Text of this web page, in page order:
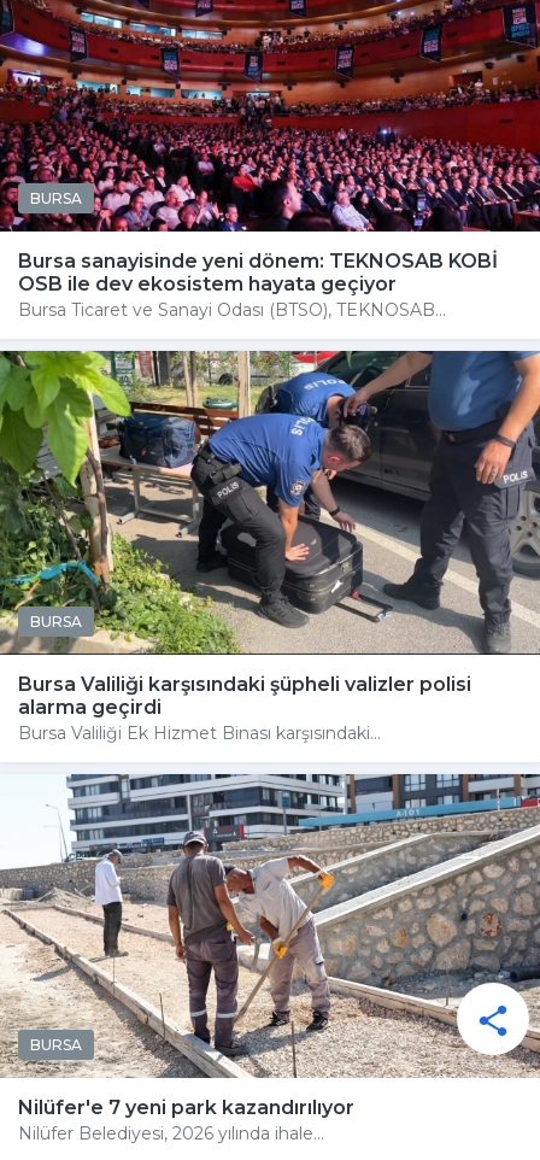
BURSA
Bursa sanayisinde yeni dönem: TEKNOSAB KOBİ
OSB ile dev ekosistem hayata geçiyor
Bursa Ticaret ve Sanayi Odası (BTSO), TEKNOSAB...
BURSA
Bursa Valiliği karşısındaki şüpheli valizler polisi
alarma geçirdi
Bursa Valiliği Ek Hizmet Binası karşısındaki...
BURSA
Nilüfer'e 7 yeni park kazandırılıyor
Nilüfer Belediyesi, 2026 yılında ihale...